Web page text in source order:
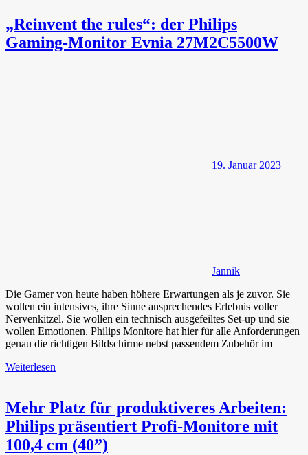
„Reinvent the rules“: der Philips
Gaming-Monitor Evnia 27M2C5500W
19. Januar 2023
Jannik
Die Gamer von heute haben höhere Erwartungen als je zuvor. Sie
wollen ein intensives, ihre Sinne ansprechendes Erlebnis voller
Nervenkitzel. Sie wollen ein technisch ausgefeiltes Set-up und sie
wollen Emotionen. Philips Monitore hat hier für alle Anforderungen
genau die richtigen Bildschirme nebst passendem Zubehör im
Weiterlesen
Mehr Platz für produktiveres Arbeiten:
Philips präsentiert Profi-Monitore mit
100,4 cm (40”)